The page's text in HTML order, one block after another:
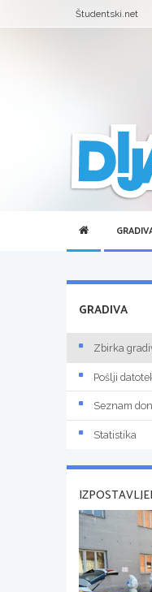
Študentski.net
GRADIVA
Zbirka
Pošlji
Seznam
Statistika